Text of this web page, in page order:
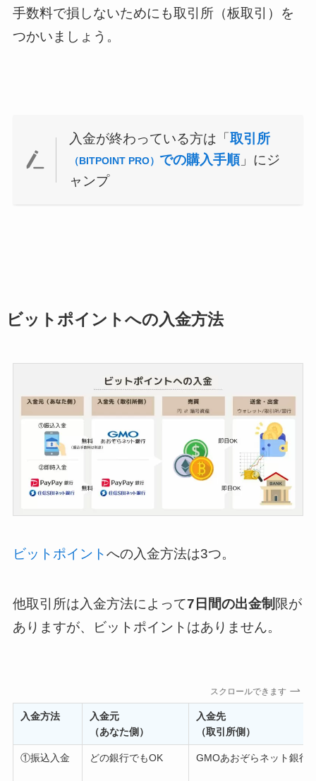
手数料で損しないためにも取引所（板取引）を
つかいましょう。
入金が終わっている方は「取引所
（BITPOINT PRO） での購入手順」にジ
ャンプ
ビットポイントへの入金方法
ビットポイントへの入金方法は3つ。
他取引所は入金方法によって7日間の出金制 限が
ありますが、ビットポイントはありません。
スクロールできます
入金方法
入金元
（あなた側）
入金先
（取引所側）
①振込入金 どの銀行でもOK GMOあおぞらネット銀行